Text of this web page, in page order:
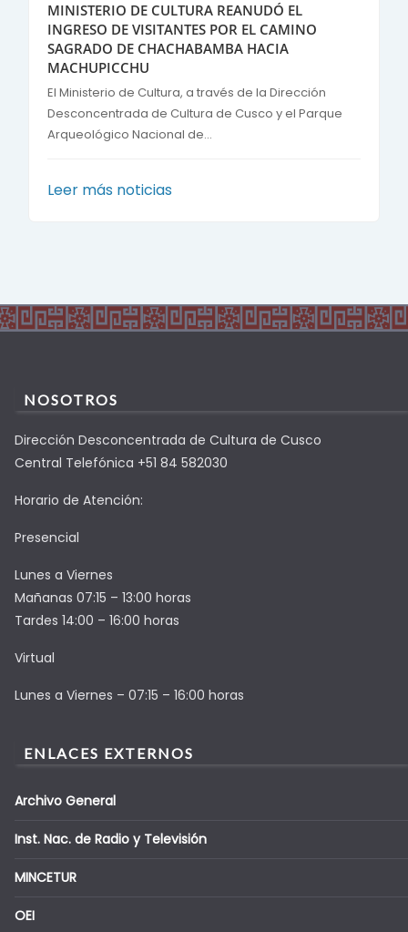
MINISTERIO DE CULTURA REANUDÓ EL
INGRESO DE VISITANTES POR EL CAMINO
SAGRADO DE CHACHABAMBA HACIA
MACHUPICCHU
El Ministerio de Cultura, a través de la Dirección
Desconcentrada de Cultura de Cusco y el Parque
Arqueológico Nacional de...
Leer más noticias
NOSOTROS
Dirección Desconcentrada de Cultura de Cusco
Central Telefónica +51 84 582030
Horario de Atención:
Presencial
Lunes a Viernes
Mañanas 07:15 – 13:00 horas
Tardes 14:00 – 16:00 horas
Virtual
Lunes a Viernes – 07:15 – 16:00 horas
ENLACES EXTERNOS
Archivo General
Inst. Nac. de Radio y Televisión
MINCETUR
OEI